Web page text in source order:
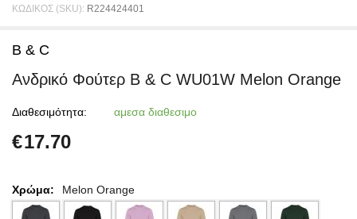
ΚΩΔΙΚΟΣ (SKU): R224424401
B & C
Ανδρικό Φούτερ B & C WU01W Melon Orange
Διαθεσιμότητα: αμεσα διαθεσιμο
€17.70
Χρώμα: Melon Orange